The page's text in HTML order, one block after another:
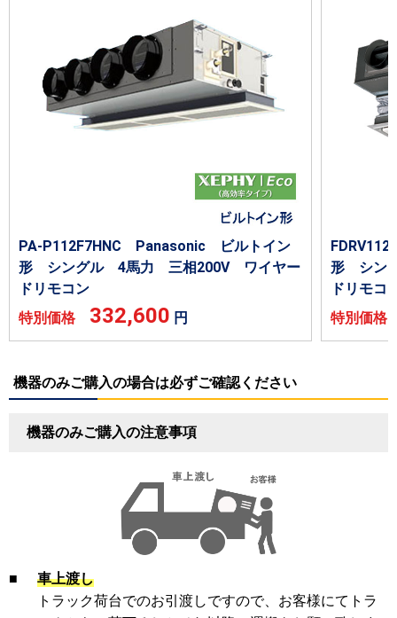
PA-P112F7HNC Panasonic ビルトイン
形 シングル 4馬力 三相200V ワイヤー
ドリモコン
特別価格 332,600 円
形 シン
ドリモコ
特別価
機器のみご購入の場合は必ずご確認ください
機器のみご購入の注意事項
■
車上渡し
トラック荷台でのお引渡しですので、お客様にてトラ